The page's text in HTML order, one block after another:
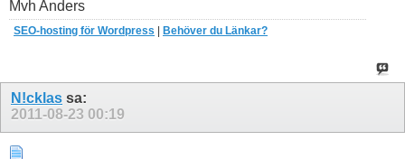
Mvh Anders
SEO-hosting för Wordpress Behöver du Länkar?
N!cklas sa:
2011-08-23 00:19